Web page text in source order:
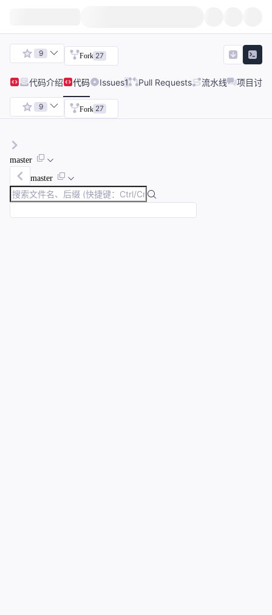
9 Fork 27
代码介绍 代码 Issues1 Pull Requests 流水线 项目讨论
9 Fork 27
master
master